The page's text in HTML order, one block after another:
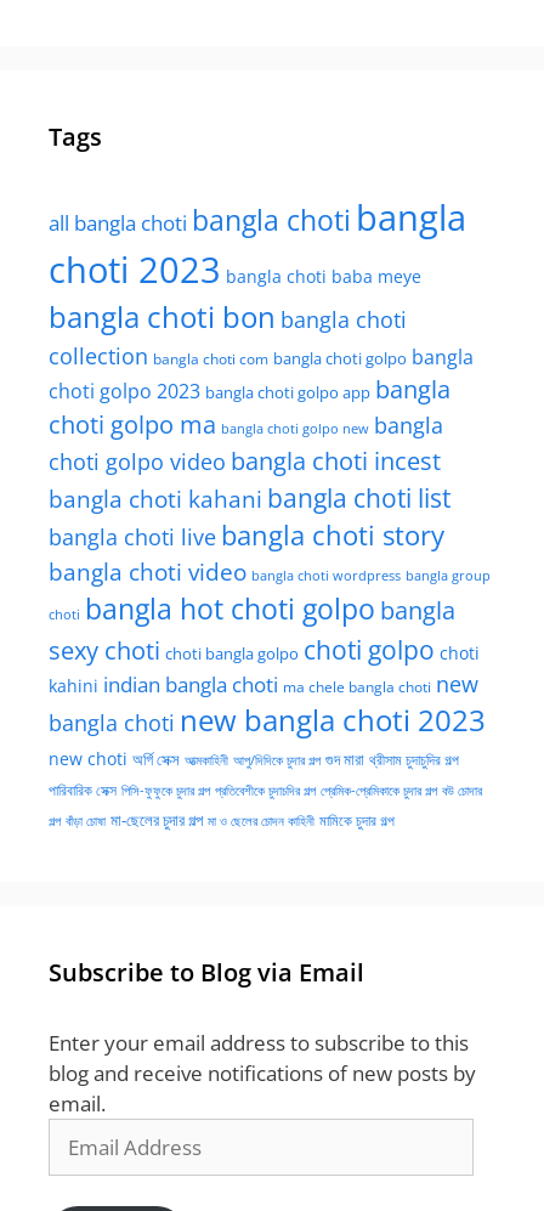
Tags
all bangla choti bangla choti bangla
choti 2023 bangla choti baba meye
bangla choti bon bangla choti
collection bangla choti com bangla choti golpo bangla
choti golpo 2023 bangla choti golpo app bangla
choti golpo ma bangla choti golpo new bangla
choti golpo video bangla choti incest
bangla choti kahani bangla choti list
bangla choti live bangla choti story
bangla choti video bangla choti wordpress bangla group
choti bangla hot choti golpo bangla
sexy choti choti bangla golpo choti golpo choti
kahini indian bangla choti ma chele bangla choti new
bangla choti new bangla choti 2023
new choti অর্গি সেক্স আত্মকাহিনী আপু/দিদিকে চুদার গল্প গুদ মারা থ্রীসাম চুদাচুদির গল্প
পারিবারিক সেক্স পিসি-ফুফুকে চুদার গল্প প্রতিবেশীকে চুদাচদির গল্প প্রেমিক-প্রেমিকাকে চুদার গল্প বউ চোদার
গল্প বাঁড়া চোষা মা-ছেলের চুদার গল্প মা ও ছেলের চোদন কাহিনী মামিকে চুদার গল্প
Subscribe to Blog via Email
Enter your email address to subscribe to this
blog and receive notifications of new posts by
email.
Address